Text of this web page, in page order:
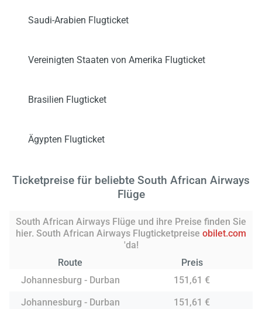
Saudi-Arabien Flugticket
Vereinigten Staaten von Amerika Flugticket
Brasilien Flugticket
Ägypten Flugticket
Ticketpreise für beliebte South African Airways
Flüge
South African Airways Flüge und ihre Preise finden Sie
hier. South African Airways Flugticketpreise obilet.com
'da!
Route
Preis
Johannesburg - Durban
151,61 €
Johannesburg - Durban
151,61 €